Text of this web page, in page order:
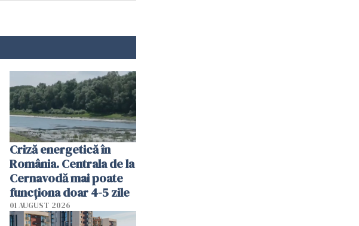
Criză energetică în
România. Centrala de la
Cernavodă mai poate
funcționa doar 4-5 zile
01 AUGUST 2026